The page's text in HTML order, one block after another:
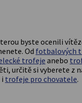
byste ocenili
Od fotbalových
trofeje anebo
určitě si vyberete z
i trofeje pro chovatele.